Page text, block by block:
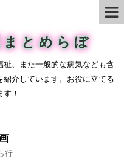
とめらぼ
、また一般的な病気なども含
介しています。お役に立てる
！
行